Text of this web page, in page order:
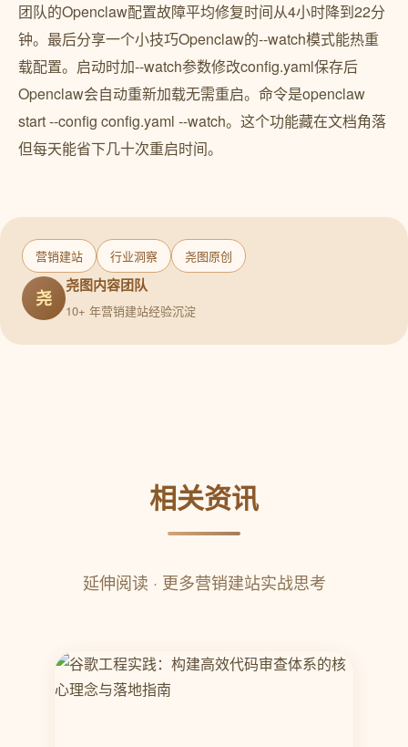
营销建站 行业洞察 尧图原创
尧
尧图内容团队
10+ 年营销建站经验沉淀
相关资讯
延伸阅读 · 更多营销建站实战思考